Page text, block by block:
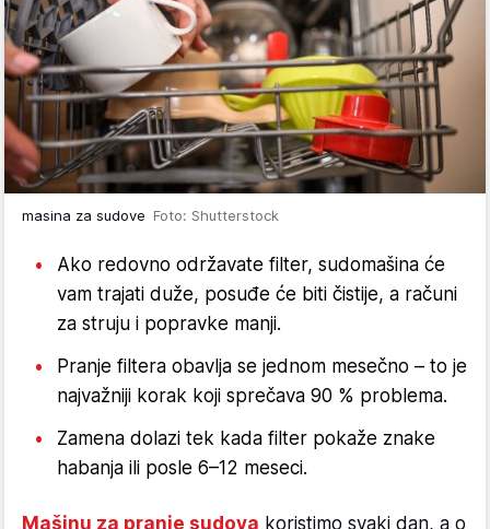
masina za sudove Foto: Shutterstock
Ako redovno održavate filter, sudomašina će
vam trajati duže, posuđe će biti čistije, a računi
za struju i popravke manji.
Pranje filtera obavlja se jednom mesečno – to je
najvažniji korak koji sprečava 90 % problema.
Zamena dolazi tek kada filter pokaže znake
habanja ili posle 6–12 meseci.
Mašinu za pranje sudova koristimo svaki dan, a o